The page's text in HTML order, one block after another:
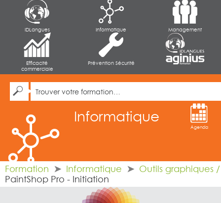
IDLangues Informatique Management
Efficacité
commerciale
Prévention Sécurité
Informatique
Agenda
Formation Informatique
Outils graphiques
PaintShop Pro - Initiation